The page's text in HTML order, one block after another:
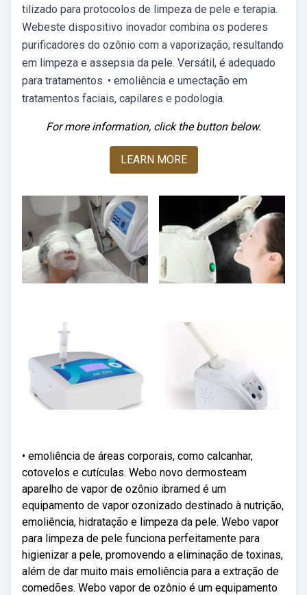
tilizado para protocolos de limpeza de pele e terapia.
Webeste dispositivo inovador combina os poderes
purificadores do ozônio com a vaporização, resultando
em limpeza e assepsia da pele. Versátil, é adequado
para tratamentos. • emoliência e umectação em
tratamentos faciais, capilares e podologia.
For more information, click the button below.
LEARN MORE
• emoliência de áreas corporais, como calcanhar,
cotovelos e cutículas. Webo novo dermosteam
aparelho de vapor de ozônio ibramed é um
equipamento de vapor ozonizado destinado à nutrição,
emoliência, hidratação e limpeza da pele. Webo vapor
para limpeza de pele funciona perfeitamente para
higienizar a pele, promovendo a eliminação de toxinas,
além de dar muito mais emoliência para a extração de
comedões. Webo vapor de ozônio é um equipamento